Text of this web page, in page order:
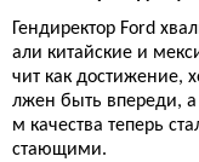
Гендиректор Ford
али китайские и
чит как достижение,
лжен быть впереди, а
м качества теперь
стающими.